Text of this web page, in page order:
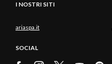
I NOSTRI SITI
ariaspa.it
SOCIAL